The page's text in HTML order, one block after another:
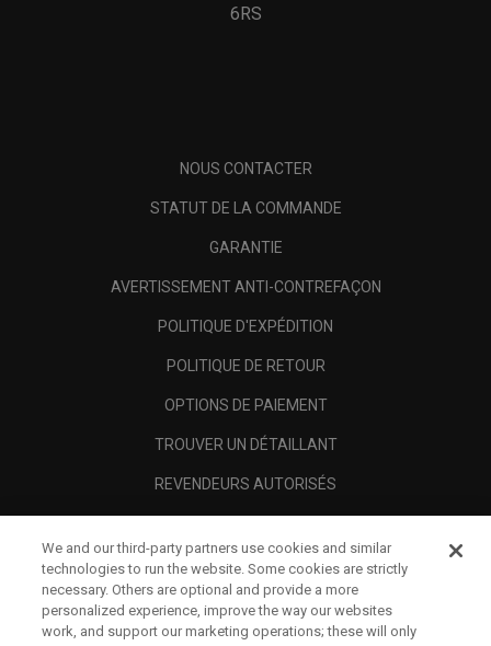
6RS
NOUS CONTACTER
STATUT DE LA COMMANDE
GARANTIE
AVERTISSEMENT ANTI-CONTREFAÇON
POLITIQUE D'EXPÉDITION
POLITIQUE DE RETOUR
OPTIONS DE PAIEMENT
TROUVER UN DÉTAILLANT
REVENDEURS AUTORISÉS
A PROPOS
MENTIONS LÉGALES
We and our third-party partners use cookies and similar
technologies to run the website. Some cookies are strictly
necessary. Others are optional and provide a more
personalized experience, improve the way our websites
work, and support our marketing operations; these will only